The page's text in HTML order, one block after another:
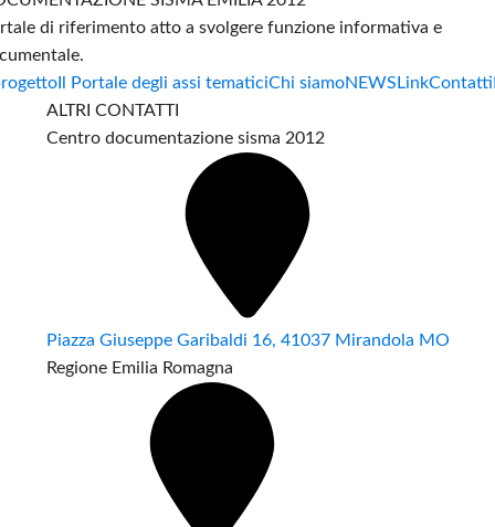
di riferimento atto a svolgere funzione informativa e
Il Portale degli assi tematiciChi siamoNEWS LinkContatti
ALTRI CONTATTI
Centro documentazione sisma 2012
Piazza Giuseppe Garibaldi 16, 41037 Mirandola MO
Regione Emilia Romagna